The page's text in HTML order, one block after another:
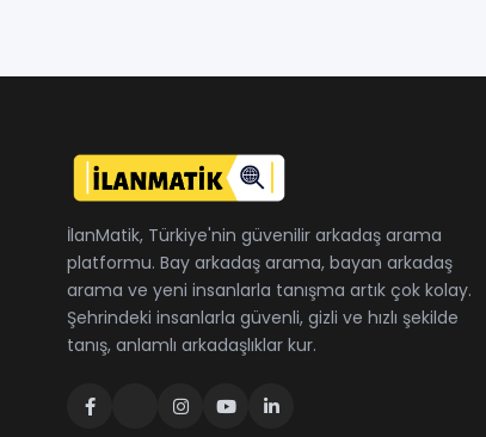
İlanMatik, Türkiye'nin güvenilir arkadaş arama
platformu. Bay arkadaş arama, bayan arkadaş
arama ve yeni insanlarla tanışma artık çok kolay.
Şehrindeki insanlarla güvenli, gizli ve hızlı şekilde
tanış, anlamlı arkadaşlıklar kur.